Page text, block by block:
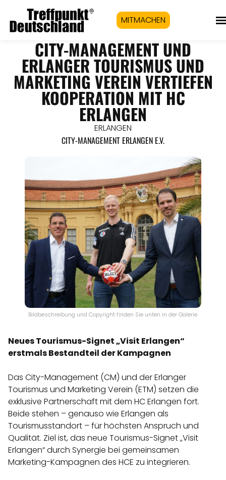
MITMACHEN
CITY-MANAGEMENT UND
ERLANGER TOURISMUS UND
MARKETING VEREIN VERTIEFEN
KOOPERATION MIT HC
ERLANGEN
ERLANGEN
CITY-MANAGEMENT ERLANGEN E.V.
Bildbeschreibung und Copyright finden Sie unten in der Galerie.
Neues Tourismus-Signet „Visit Erlangen“
erstmals Bestandteil der Kampagnen
Das City-Management (CM) und der Erlanger
Tourismus und Marketing Verein (ETM) setzen die
exklusive Partnerschaft mit dem HC Erlangen fort.
Beide stehen – genauso wie Erlangen als
Tourismusstandort – für höchsten Anspruch und
Qualität. Ziel ist, das neue Tourismus-Signet „Visit
Erlangen“ durch Synergie bei gemeinsamen
Marketing-Kampagnen des HCE zu integrieren.